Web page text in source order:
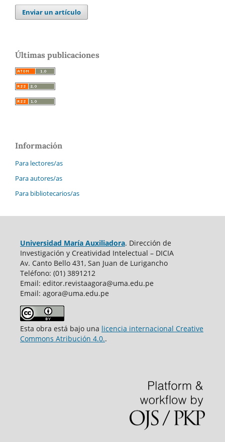
Enviar un artículo
Últimas publicaciones
Información
Para lectores/as
Para autores/as
Para bibliotecarios/as
Universidad María Auxiliadora. Dirección de
Investigación y Creatividad Intelectual – DICIA
Av. Canto Bello 431, San Juan de Lurigancho
Teléfono: (01) 3891212
Email: editor.revistaagora@uma.edu.pe
Email: agora@uma.edu.pe
Esta obra está bajo una licencia internacional Creative
Commons Atribución 4.0..